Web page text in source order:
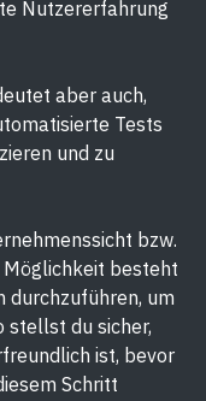
Nutzererfahrung
aber auch,
Tests
und zu
bzw.
Möglichkeit besteht
durchzuführen, um
stellst du sicher,
ist, bevor
Schritt